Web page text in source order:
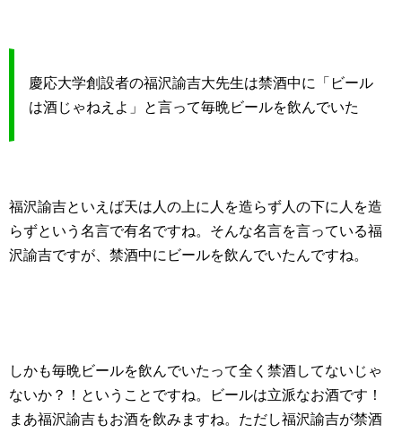
慶応大学創設者の福沢諭吉大先生は禁酒中に「ビール
は酒じゃねえよ」と言って毎晩ビールを飲んでいた
福沢諭吉といえば天は人の上に人を造らず人の下に人を造
らずという名言で有名ですね。そんな名言を言っている福
沢諭吉ですが、禁酒中にビールを飲んでいたんですね。
しかも毎晩ビールを飲んでいたって全く禁酒してないじゃ
ないか？！ということですね。ビールは立派なお酒です！
まあ福沢諭吉もお酒を飲みますね。ただし福沢諭吉が禁酒